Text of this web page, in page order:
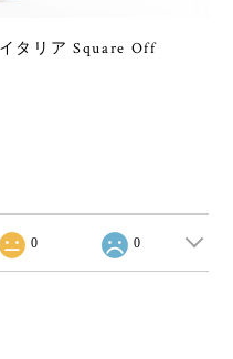
タリア Square Off
0 0